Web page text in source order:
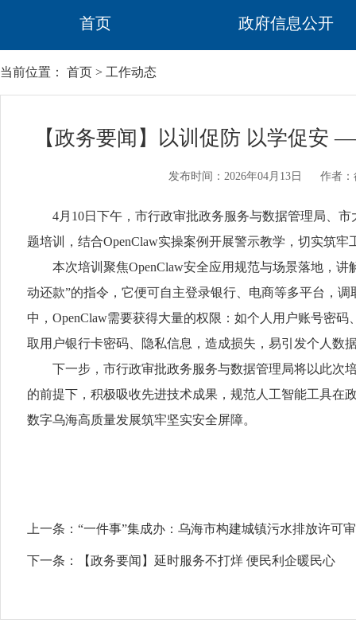
首页 政府信息公开
当前位置： 首页 > 工作动态
【政务要闻】以训促防 以学促安
发布时间：2026年04月13日 作者：
4月10日下午，市行政审批政务服务与数据管理局、市
题培训，结合OpenClaw实操案例开展警示教学，切实筑
本次培训聚焦OpenClaw安全应用规范与场景落地，讲
动还款”的指令，它便可自主登录银行、电商等多平台，
中，OpenClaw需要获得大量的权限：如个人用户账号密
取用户银行卡密码、隐私信息，造成损失，易引发个人数
下一步，市行政审批政务服务与数据管理局将以此次培
的前提下，积极吸收先进技术成果，规范人工智能工具在
数字乌海高质量发展筑牢坚实安全屏障。
上一条： “一件事”集成办：乌海市构建城镇污水排放许可
下一条： 【政务要闻】延时服务不打烊 便民利企暖民心